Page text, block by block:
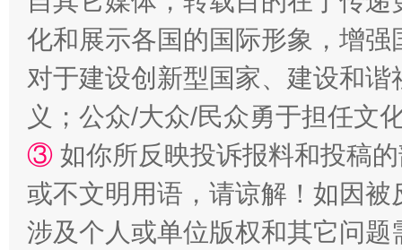
完善运行机制助力责任有效落实 一纸欠
化和展示各国的国际形象，增
对于建设创新型国家、建设和
义；公众/大众/民众勇于担任文
③ 如你所反映投诉报料和投稿
或不文明用语，请谅解！如因
涉及个人或单位版权和其它问题